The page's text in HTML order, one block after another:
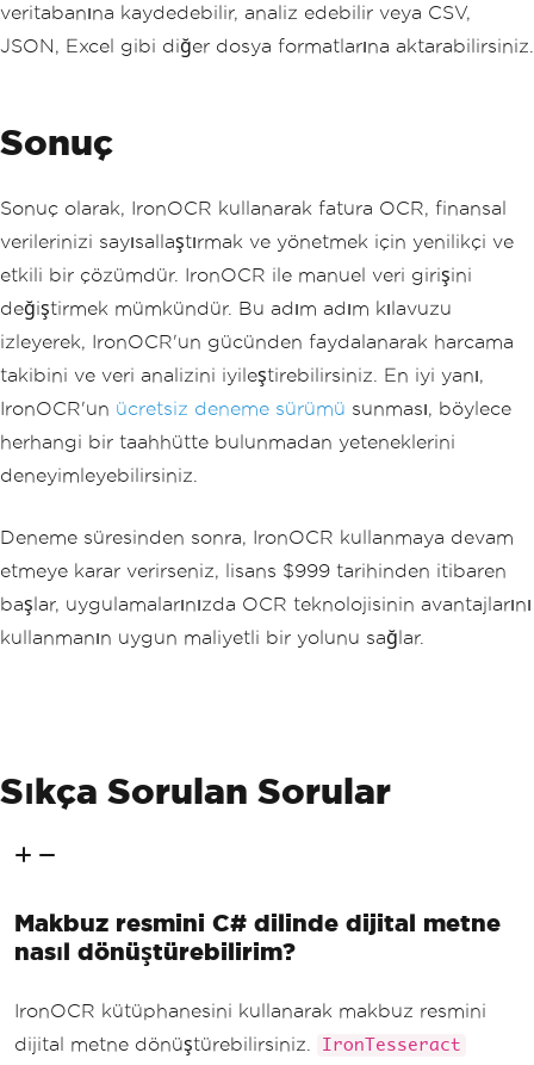
veritabanına kaydedebilir, analiz edebilir veya CSV,
JSON, Excel gibi diğer dosya formatlarına aktarabilirsiniz.
Sonuç
Sonuç olarak, IronOCR kullanarak fatura OCR, finansal
verilerinizi sayısallaştırmak ve yönetmek için yenilikçi ve
etkili bir çözümdür. IronOCR ile manuel veri girişini
değiştirmek mümkündür. Bu adım adım kılavuzu
izleyerek, IronOCR'un gücünden faydalanarak harcama
takibini ve veri analizini iyileştirebilirsiniz. En iyi yanı,
IronOCR'un ücretsiz deneme sürümü sunması, böylece
herhangi bir taahhütte bulunmadan yeteneklerini
deneyimleyebilirsiniz.
Deneme süresinden sonra, IronOCR kullanmaya devam
etmeye karar verirseniz, lisans $999 tarihinden itibaren
başlar, uygulamalarınızda OCR teknolojisinin avantajlarını
kullanmanın uygun maliyetli bir yolunu sağlar.
Sıkça Sorulan Sorular
Makbuz resmini C# dilinde dijital metne
nasıl dönüştürebilirim?
IronOCR kütüphanesini kullanarak makbuz resmini
dijital metne dönüştürebilirsiniz.
IronTesseract